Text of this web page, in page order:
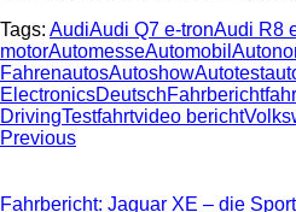
Tags: AudiAudi Q7 e-tronAudi R8
motorAutomesseAutomobil
FahrenautosAutoshowAutotest
ElectronicsDeutschFahrbericht
DrivingTestfahrtvideo bericht
Beitragsnavigation
Previous
Fahrbericht: Jaguar XE – die